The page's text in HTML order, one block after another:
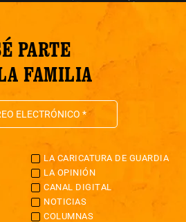
PARTE
FAMILIA
LA CARICATURA DE GUARDIA
LA OPINIÓN
CANAL DIGITAL
NOTICIAS
COLUMNAS